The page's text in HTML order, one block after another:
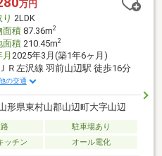
万円
り 2LDK
面積87.36m2
面積210.45m2
2025年3月(築1年6ヶ月)
ＪＲ左沢線 羽前山辺駅 徒歩16分
の交通
形県東村山郡山辺町大字山辺
駐車場あり
ッチン オール電化